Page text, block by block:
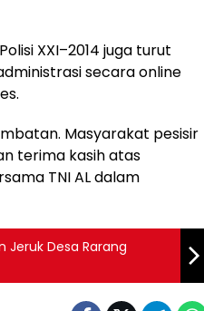
XXI–2014 juga turut
secara online
Masyarakat pesisir
terima kasih atas
TNI AL dalam
Jeruk Desa Rarang